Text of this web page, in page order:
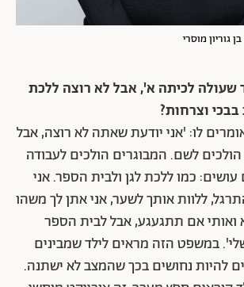
גוריון מוסרי
שעולה לכיתה א', אבל לא רוצה ללכת
וצרחות?
לו: 'אני יודעת שאתה לא רוצה, אבל
לשם. המבוגרים הולכים לעבודה
עושים: כמו ללכת לגן ולבית הספר. אני
ללוות אותך לשער, אני אתן לך משהו
ואותי אם תתגעגע, אבל לבית הספר
במשפט הזה מראים לילד שמבינים
להיות נחושים בכך שהמצב לא ישתנה.